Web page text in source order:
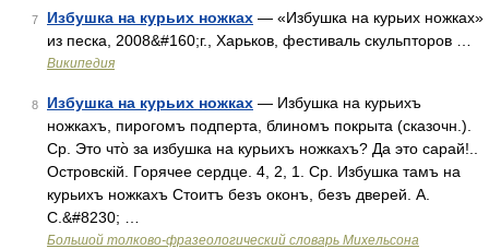
7 Избушка на курьих ножках — «Избушка на курьих ножках»
из песка, 2008&#160;г., Харьков, фестиваль скульпторов …
Википедия
8 Избушка на курьих ножках — Избушка на курьихъ
ножкахъ, пирогомъ подперта, блиномъ покрыта (сказочн.).
Ср. Это что̀ за избушка на курьихъ ножкахъ? Да это сарай!..
Островскій. Горячее сердце. 4, 2, 1. Ср. Избушка тамъ на
курьихъ ножкахъ Стоитъ безъ оконъ, безъ дверей. А.
С.&#8230; …
Большой толково-фразеологический словарь Михельсона